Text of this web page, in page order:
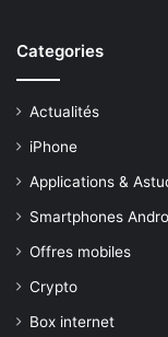
Categories
Actualités
iPhone
Applications &
Smartphones
Offres mobiles
Crypto
Box internet